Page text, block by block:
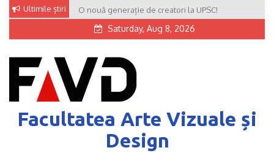
Skip
content
Ultimile știri O nouă generație de creatori la UPSC!
Saturday, Aug 8, 2026
Facultatea Arte Vizuale și
Design